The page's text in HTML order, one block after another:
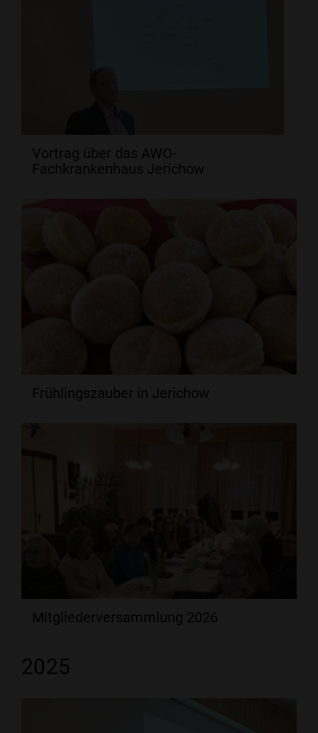
Vortrag über das AWO-
Fachkrankenhaus Jerichow
Frühlingszauber in Jerichow
Mitgliederversammlung 2026
2025